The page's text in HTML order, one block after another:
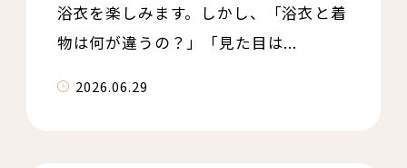
浴衣を楽しみます。しかし、「浴衣と着
物は何が違うの？」「見た目は...
2026.06.29